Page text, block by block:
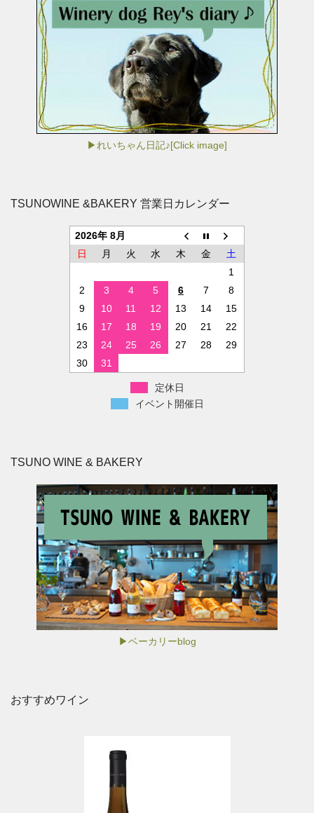
▶れいちゃん日記♪[Click image]
TSUNOWINE &BAKERY 営業日カレンダー
2026年 8月
日
月 火 水 木 金
土
1
2
3 4 5 6 7
8
9
10 11 12 13 14
15
16
17 18 19 20 21
22
23
24 25 26 27 28
29
30
31
定休日
イベント開催日
TSUNO WINE & BAKERY
▶ベーカリーblog
おすすめワイン